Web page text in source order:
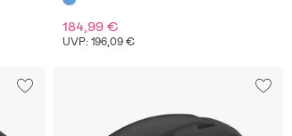
184,99 €
UVP: 196,09 €